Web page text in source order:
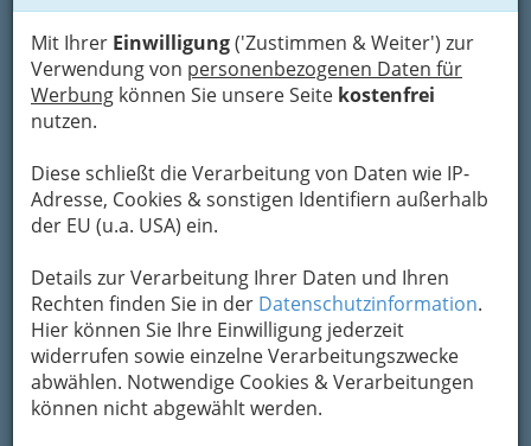
Mit Ihrer Einwilligung('Zustimmen & Weiter') zur
Verwendung von personenbezogenen Daten für
Werbung können Sie unsere Seite kostenfrei
nutzen.
Diese schließt die Verarbeitung von Daten wie IP-
Adresse, Cookies & sonstigen Identifiern außerhalb
der EU (u.a. USA) ein.
Details zur Verarbeitung Ihrer Daten und Ihren
Rechten finden Sie in der Datenschutzinformation.
Hier können Sie Ihre Einwilligung jederzeit
widerrufen sowie einzelne Verarbeitungszwecke
abwählen. Notwendige Cookies & Verarbeitungen
können nicht abgewählt werden.
Bezirksauswahl
Alle Bezirke
Privates Gymnasium u ORG der
Ursulinen
Leonhardstraße 62, 8010 Graz
+43 316 323 300 - 11
Webseite
E-Mail
Karte & Routenplaner
Eintrag ändern
Kategorien